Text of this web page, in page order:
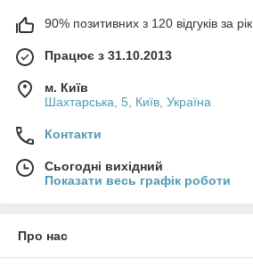
90% позитивних з 120 відгуків за рік
Працює з 31.10.2013
м. Київ
Шахтарська, 5, Київ, Україна
Контакти
Сьогодні вихідний
Показати весь графік роботи
Про нас